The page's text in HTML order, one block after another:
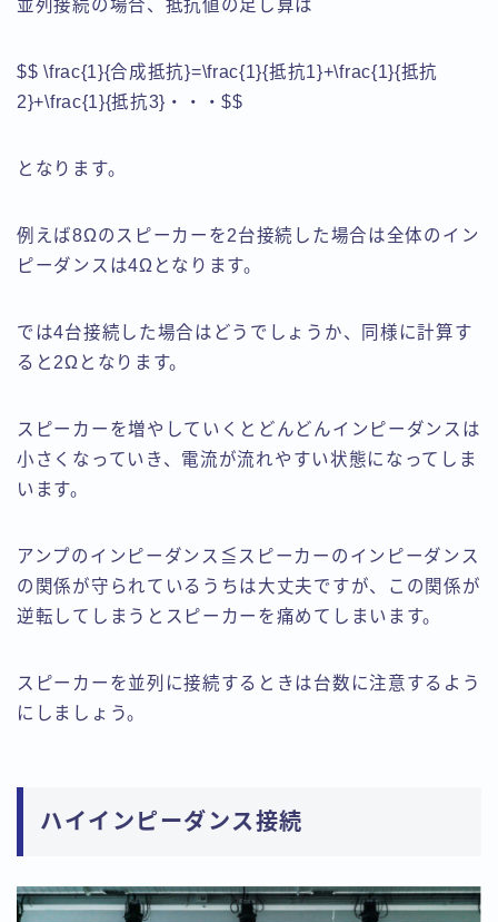
並列接続の場合、抵抗値の足し算は
$$ \frac{1}{合成抵抗}=\frac{1}{抵抗1}+\frac{1}{抵抗
2}+\frac{1}{抵抗3}・・・$$
となります。
例えば8Ωのスピーカーを2台接続した場合は全体のイン
ピーダンスは4Ωとなります。
では4台接続した場合はどうでしょうか、同様に計算す
ると2Ωとなります。
スピーカーを増やしていくとどんどんインピーダンスは
小さくなっていき、 電流が流れやすい状態になってしま
います。
アンプのインピーダンス≦スピーカーのインピーダンス
の関係が守られているうちは大丈夫ですが、この関係が
逆転してしまうとスピーカーを痛めてしまいます。
スピーカーを並列に接続するときは台数に注意するよう
にしましょう。
ハイインピーダンス接続